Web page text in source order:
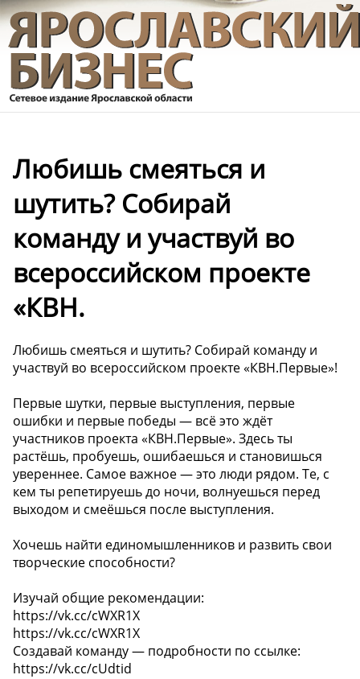
Любишь смеяться и
шутить? Собирай
команду и участвуй во
всероссийском проекте
«КВН.
Любишь смеяться и шутить? Собирай команду и
участвуй во всероссийском проекте «КВН.Первые»!
Первые шутки, первые выступления, первые
ошибки и первые победы — всё это ждёт
участников проекта «КВН.Первые». Здесь ты
растёшь, пробуешь, ошибаешься и становишься
увереннее. Самое важное — это люди рядом. Те, с
кем ты репетируешь до ночи, волнуешься перед
выходом и смеёшься после выступления.
Хочешь найти единомышленников и развить свои
творческие способности?
Изучай общие рекомендации:
https://vk.cc/cWXR1X
https://vk.cc/cWXR1X
Создавай команду — подробности по ссылке:
https://vk.cc/cUdtid